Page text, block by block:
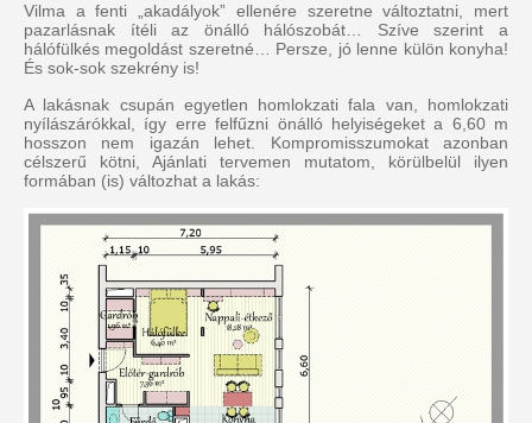
Vilma a fenti „akadályok” ellenére szeretne változtatni, mert
pazarlásnak ítéli az önálló hálószobát… Szíve szerint a
hálófülkés megoldást szeretné… Persze, jó lenne külön konyha!
És sok-sok szekrény is!
A lakásnak csupán egyetlen homlokzati fala van, homlokzati
nyílászárókkal, így erre felfűzni önálló helyiségeket a 6,60 m
hosszon nem igazán lehet. Kompromisszumokat azonban
célszerű kötni, Ajánlati tervemen mutatom, körülbelül ilyen
formában (is) változhat a lakás: